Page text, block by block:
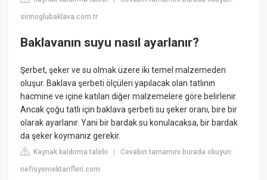
sirinoglubaklava.com.tr
Baklavanın suyu nasıl ayarlanır?
Şerbet, şeker ve su olmak üzere iki temel malzemeden
oluşur. Baklava şerbeti ölçüleri yapılacak olan tatlının
hacmine ve içine katılan diğer malzemelere göre belirlenir.
Ancak çoğu tatlı için baklava şerbeti su şeker oranı, bire bir
olarak ayarlanır. Yani bir bardak su konulacaksa, bir bardak
da şeker koymanız gerekir.
Kaynak kaldırma talebi |Cevabın tamamını burada okuyun:
nefisyemektarifleri.com